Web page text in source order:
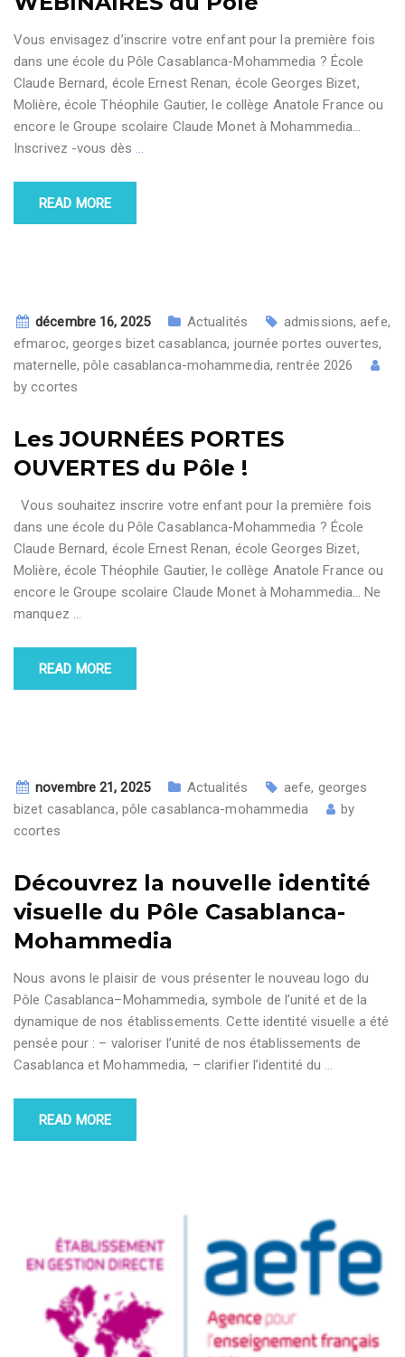
Vous envisagez d’inscrire votre enfant pour la première fois
dans une école du Pôle Casablanca-Mohammedia ? École
Claude Bernard, école Ernest Renan, école Georges Bizet,
Molière, école Théophile Gautier, le collège Anatole France ou
encore le Groupe scolaire Claude Monet à Mohammedia…
Inscrivez -vous dès …
READ MORE
décembre 16, 2025 Actualités admissions,aefe,
efmaroc, georges bizet casablanca, journée portes ouvertes,
maternelle,pôle casablanca-mohammedia,rentrée 2026
byccortes
Les JOURNÉES PORTES
OUVERTES du Pôle !
Vous souhaitez inscrire votre enfant pour la première fois
dans une école du Pôle Casablanca-Mohammedia ? École
Claude Bernard, école Ernest Renan, école Georges Bizet,
Molière, école Théophile Gautier, le collège Anatole France ou
encore le Groupe scolaire Claude Monet à Mohammedia… Ne
manquez …
READ MORE
novembre 21, 2025 Actualités aefe, georges
bizet casablanca, pôle casablanca-mohammedia
by
ccortes
Découvrez la nouvelle identité
visuelle du Pôle Casablanca-
Mohammedia
Nous avons le plaisir de vous présenter le nouveau logo du
Pôle Casablanca–Mohammedia, symbole de l’unité et de la
dynamique de nos établissements. Cette identité visuelle a été
pensée pour : – valoriser l’unité de nos établissements de
Casablanca et Mohammedia, – clarifier l’identité du …
READ MORE